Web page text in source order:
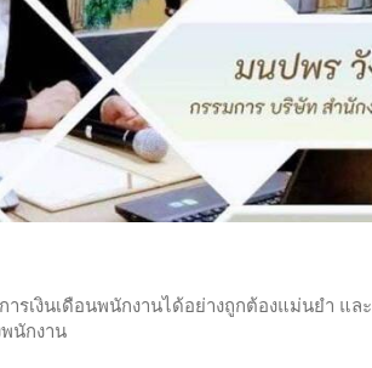
รเงินเดือนพนักงานได้อย่างถูกต้องแม่นยำ แล
นักงาน